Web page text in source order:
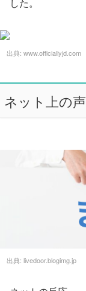
出典: www.officiallyjd.com
ネット上の声
出典: livedoor.blogimg.jp